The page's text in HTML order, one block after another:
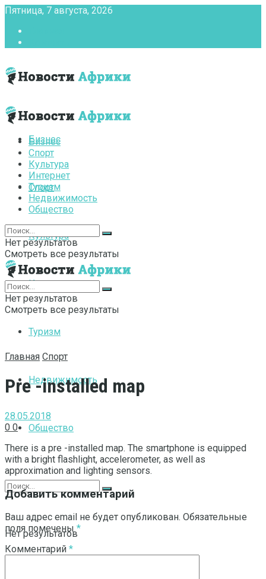
Пятница, 7 августа, 2026
Бизнес
Спорт
Культура
Интернет
Туризм
Недвижимость
Общество
Нет результатов
Бизнес
Спорт
Культура
Интернет
Туризм
Недвижимость
Общество
Нет результатов
Смотреть все результаты
Нет результатов
Смотреть все результаты
Главная Спорт
Pre -installed map
28.05.2018
0 0
There is a pre -installed map. The smartphone is equipped
with a bright flashlight, accelerometer, as well as
approximation and lighting sensors.
Добавить комментарий
Ваш адрес email не будет опубликован. Обязательные
поля помечены *
Комментарий *